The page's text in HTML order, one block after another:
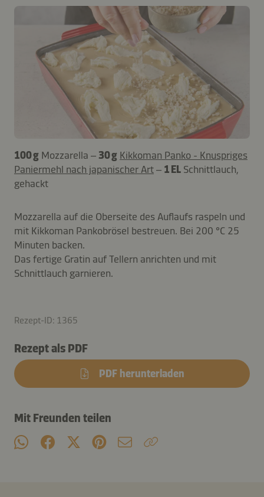
100 g Mozzarella – 30 g Kikkoman Panko - Knuspriges
Paniermehl nach japanischer Art– 1 EL Schnittlauch,
gehackt
Mozzarella auf die Oberseite des Auflaufs raspeln und
mit Kikkoman Pankobrösel bestreuen. Bei 200 °C 25
Minuten backen.
Das fertige Gratin auf Tellern anrichten und mit
Schnittlauch garnieren.
Rezept-ID: 1365
Rezept als PDF
PDF herunterladen
Mit Freunden teilen